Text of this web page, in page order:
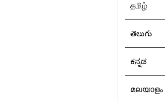
தமிழ்
తెలుగు
ಕನ್ನಡ
മലയാളം